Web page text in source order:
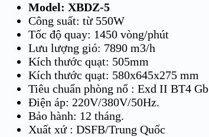
Model: XBDZ-5
Công suất: từ 550W
Tốc độ quay: 1450 vòng/phút
Lưu lượng gió: 7890 m3/h
Kích thước quạt: 505mm
Kích thước quạt: 580x645x275 mm
Tiêu chuẩn phòng nổ : Exd II BT4 Gb
Điện áp: 220V/380V/50Hz.
Bảo hành: 12 tháng.
Xuất xứ : DSFB/Trung Quốc